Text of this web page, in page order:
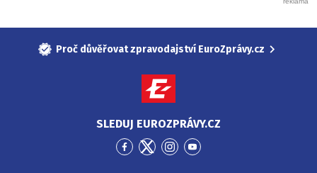
Proč důvěřovat zpravodajství EuroZprávy.cz
SLEDUJ EUROZPRÁVY.CZ
PřejítPřejítPřejítPřejít